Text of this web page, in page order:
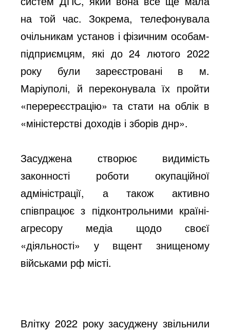
на той час. Зокрема, телефонувала
очільникам установ і фізичним особам-
підприємцям, які до 24 лютого 2022
року були зареєстровані в м.
Маріуполі, й переконувала їх пройти
«перереєстрацію» та стати на облік в
«міністерстві доходів і зборів днр».
Засуджена створює видимість
законності роботи окупаційної
адміністрації, а також активно
співпрацює з підконтрольними країні-
агресору медіа щодо своєї
«діяльності» у вщент знищеному
військами рф місті.
Влітку 2022 року засуджену звільнили